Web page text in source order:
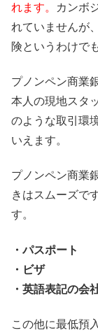
れます。
カンボ
れていませんが
険というわけで
プノンペン商業
本人の現地スタ
のような取引環
いえます。
プノンペン商業
きはスムーズで
す。
・パスポート
・ビザ
・英語表記の会
この他に最低預